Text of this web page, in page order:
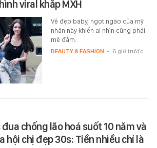
viral khắp MXH
Vẻ đẹp baby, ngọt ngào của mỹ
nhân này khiến ai nhìn cũng phải
mê đắm.
BEAUTY & FASHION - 6 giờ trước
chống lão hoá suốt 10 năm và
hội chị đẹp 30s: Tiền nhiều chỉ là